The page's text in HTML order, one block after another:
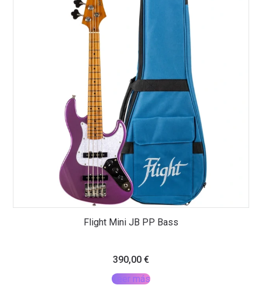
Flight Mini JB PP Bass
390,00 €
Leer más